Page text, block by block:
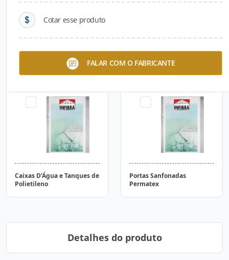
Cotar esse produto
FALAR COM O FABRICANTE
Caixas D’Água e Tanques de
Polietileno
Portas Sanfonadas
Permatex
Detalhes do produto